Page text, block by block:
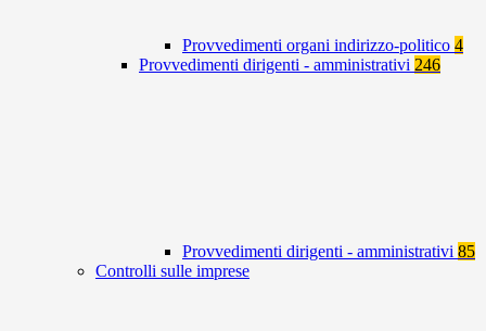
Provvedimenti organi indirizzo-politico 4
Provvedimenti dirigenti - amministrativi 246
Provvedimenti dirigenti - amministrativi 85
Controlli sulle imprese